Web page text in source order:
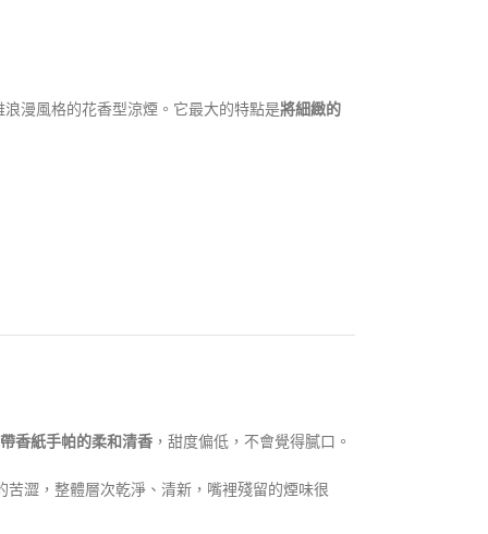
漫風格的花香型涼煙。它最大的特點是將細緻的
香紙手帕的柔和清香 ，甜度偏低，不會覺得膩口。
澀，整體層次乾淨、清新，嘴裡殘留的煙味很